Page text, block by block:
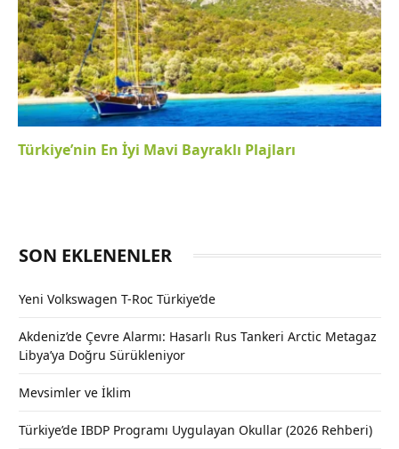
Türkiye’nin En İyi Mavi Bayraklı Plajları
SON EKLENENLER
Yeni Volkswagen T-Roc Türkiye’de
Akdeniz’de Çevre Alarmı: Hasarlı Rus Tankeri Arctic Metagaz
Libya’ya Doğru Sürükleniyor
Mevsimler ve İklim
Türkiye’de IBDP Programı Uygulayan Okullar (2026 Rehberi)